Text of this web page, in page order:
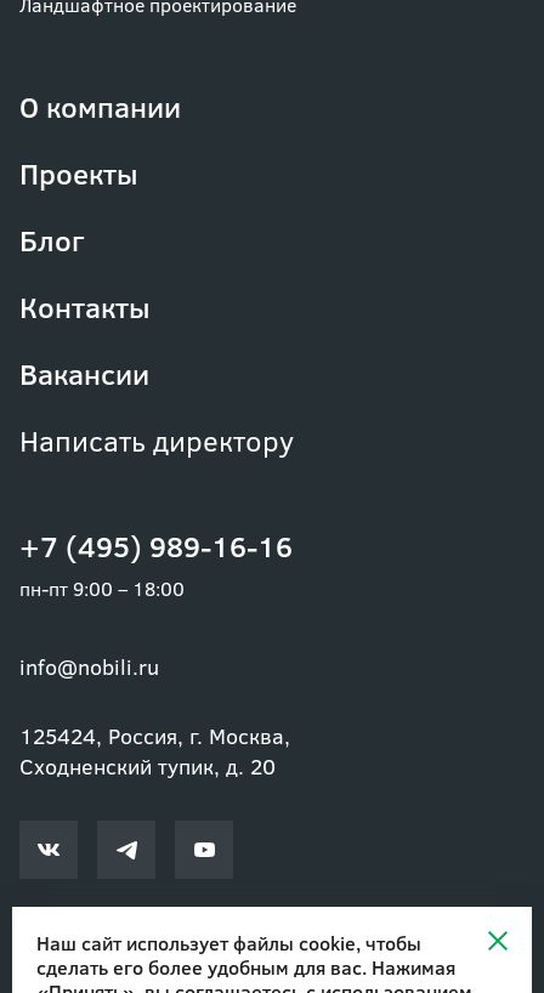
Наш сайт использует файлы cookie, чтобы
сделать его более удобным для вас. Нажимая
+7 (495) 989-16-16
пн-пт 9:00 – 18:00
info@nobili.ru
125424, Россия, г. Москва,
Сходненский тупик, д. 20
О компании
Проекты
Блог
Контакты
Вакансии
Написать директору
© 2002-2026 Озеленение и благоустройство. ООО "Нобили"